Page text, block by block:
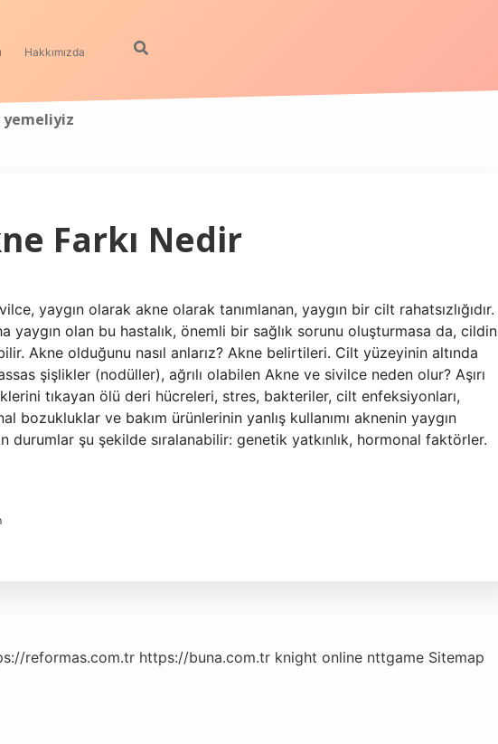
Hakkımızda
yemeliyiz
Farkı Nedir
yaygın olarak akne olarak tanımlanan, yaygın bir cilt rahatsızlığıdır.
yaygın olan bu hastalık, önemli bir sağlık sorunu oluşturmasa da, cildin
Akne olduğunu nasıl anlarız? Akne belirtileri. Cilt yüzeyinin altında
şişlikler (nodüller), ağrılı olabilen Akne ve sivilce neden olur? Aşırı
tıkayan ölü deri hücreleri, stres, bakteriler, cilt enfeksiyonları,
bozukluklar ve bakım ürünlerinin yanlış kullanımı aknenin yaygın
durumlar şu şekilde sıralanabilir: genetik yatkınlık, hormonal faktörler.
reformas.com.tr https://buna.com.tr knight online nttgame Sitemap